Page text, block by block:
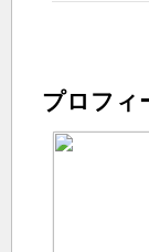
プロフィ